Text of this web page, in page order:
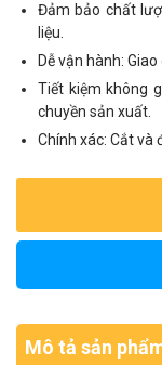
Đảm bảo chất
liệu.
Dễ vận hành:
Tiết kiệm không
chuyền sản xuất.
Chính xác: Cắt và
Mô tả sản